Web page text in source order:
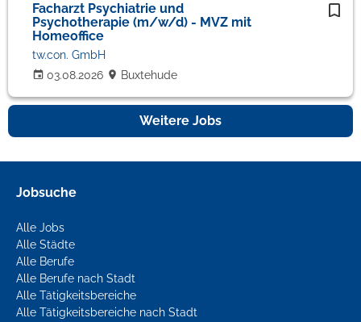
Facharzt Psychiatrie und
Psychotherapie (m/w/d) - MVZ mit
Homeoffice
03.08.2026
tw.con. GmbH
Buxtehude
Weitere Jobs
Jobsuche
Alle Jobs
Alle Städte
Alle Berufe
Alle Berufe nach Stadt
Alle Tätigkeitsbereiche
Alle Tätigkeitsbereiche nach Stadt